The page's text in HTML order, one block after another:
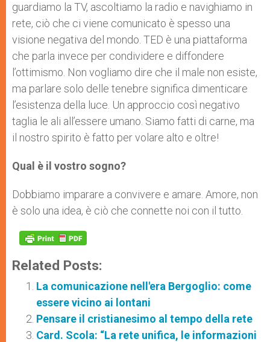
guardiamo la TV, ascoltiamo la radio e navighiamo in
rete, ciò che ci viene comunicato è spesso una
visione negativa del mondo. TED è una piattaforma
che parla invece per condividere e diffondere
l’ottimismo. Non vogliamo dire che il male non esiste,
ma parlare solo delle tenebre significa dimenticare
l’esistenza della luce. Un approccio così negativo
taglia le ali all’essere umano. Siamo fatti di carne, ma
il nostro spirito è fatto per volare alto e oltre!
Qual è il vostro sogno?
Dobbiamo imparare a convivere e amare. Amore, non
è solo una idea, è ciò che connette noi con il tutto.
Related Posts:
La comunicazione nell'era Bergoglio: come
essere vicino ai lontani
Pensare il cristianesimo al tempo della rete
Card. Scola: “La rete unifica, le informazioni